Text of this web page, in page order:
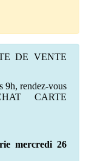
DE VENTE
9h, rendez-vous
CARTE
mercredi 26